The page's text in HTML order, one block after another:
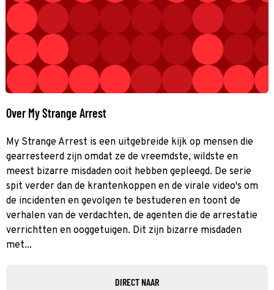
Over My Strange Arrest
My Strange Arrest is een uitgebreide kijk op mensen die
gearresteerd zijn omdat ze de vreemdste, wildste en
meest bizarre misdaden ooit hebben gepleegd. De serie
spit verder dan de krantenkoppen en de virale video's om
de incidenten en gevolgen te bestuderen en toont de
verhalen van de verdachten, de agenten die de arrestatie
verrichtten en ooggetuigen. Dit zijn bizarre misdaden
met...
DIRECT NAAR